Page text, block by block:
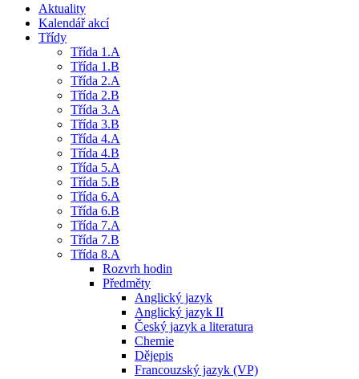
Aktuality
Kalendář akcí
Třídy
Třída 1.A
Třída 1.B
Třída 2.A
Třída 2.B
Třída 3.A
Třída 3.B
Třída 4.A
Třída 4.B
Třída 5.A
Třída 5.B
Třída 6.A
Třída 6.B
Třída 7.A
Třída 7.B
Třída 8.A
Rozvrh hodin
Předměty
Anglický jazyk
Anglický jazyk II
Český jazyk a literatura
Chemie
Dějepis
Francouzský jazyk (VP)